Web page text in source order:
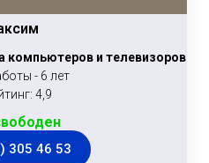
компьютеров и телевизоров
- 6 лет
4,9
305 46 53